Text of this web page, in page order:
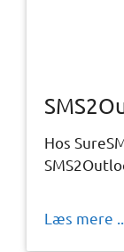
Hos
Læs mere ...